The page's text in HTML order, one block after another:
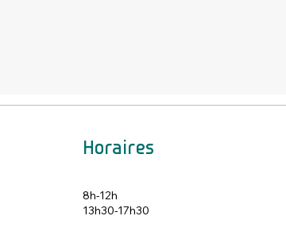
Horaires
8h-12h
13h30-17h30